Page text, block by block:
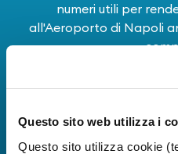
Questo sito web utilizza i
Questo sito utilizza cookie
numeri utili per
all'Aeroporto di Napoli